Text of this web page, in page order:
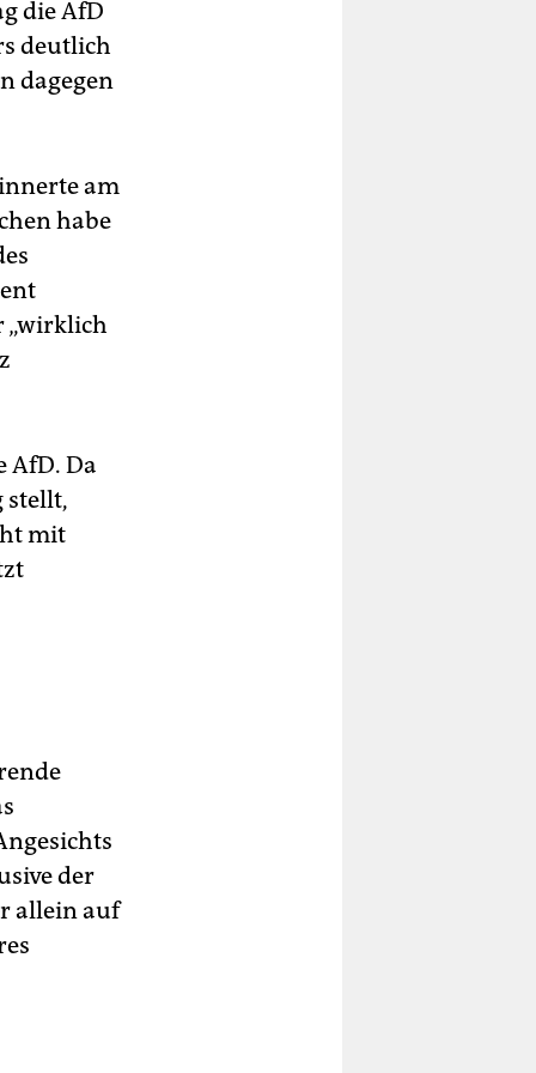
die AfD
deutlich
dagegen
am
habe
„wirklich
AfD. Da
stellt,
mit
der
allein auf